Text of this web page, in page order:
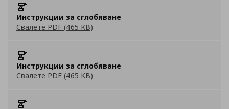
Инструкции за сглобяване
Свалете PDF (465 KB)
Инструкции за сглобяване
Свалете PDF (465 KB)